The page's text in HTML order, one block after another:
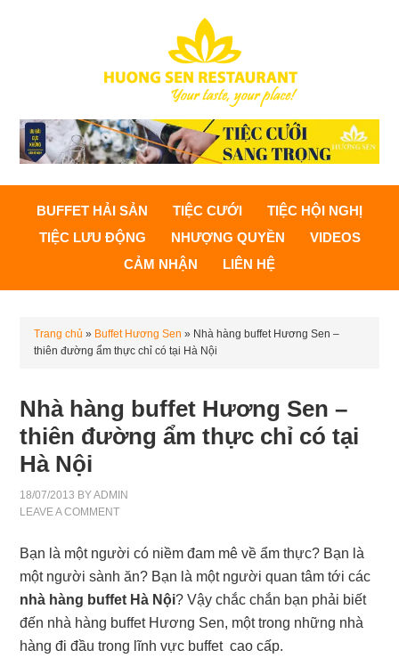
BUFFET HẢI SẢN TIỆC CƯỚI
TIỆC HỘI NGHỊ
TIỆC LƯU ĐỘNG
NHƯỢNG QUYỀN
VIDEOS
CẢM NHẬN
LIÊN HỆ
Trang chủ » Buffet Hương Sen » Nhà hàng buffet Hương Sen –
thiên đường ẩm thực chỉ có tại Hà Nội
Nhà hàng buffet Hương Sen –
thiên đường ẩm thực chỉ có tại
Hà Nội
18/07/2013 BYADMIN
LEAVE A COMMENT
Bạn là một người có niềm đam mê về ẩm thực? Bạn là
một người sành ăn? Bạn là một người quan tâm tới các
nhà hàng buffet Hà Nội? Vậy chắc chắn bạn phải biết
đến nhà hàng buffet Hương Sen, một trong những nhà
hàng đi đầu trong lĩnh vực buffet cao cấp.